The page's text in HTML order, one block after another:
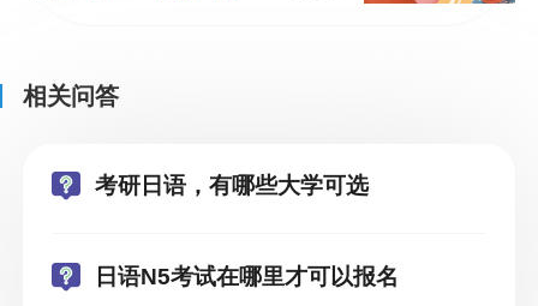
相关问答
考研日语，有哪些大学可选
日语N5考试在哪里才可以报名